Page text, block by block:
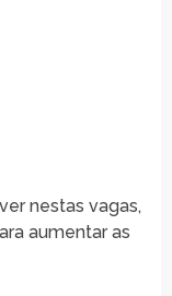
nestas vagas,
aumentar as